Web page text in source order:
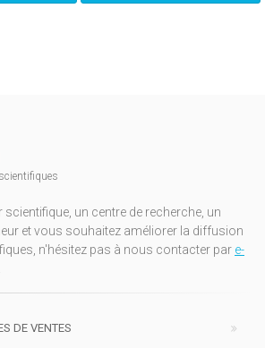
scientifique, un centre de recherche, un
et vous souhaitez améliorer la diffusion
n'hésitez pas à nous contacter par e-
DE VENTES